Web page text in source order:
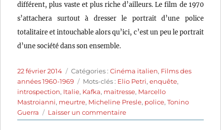
différent, plus vaste et plus riche d’ailleurs. Le film de 1970
s’attachera surtout à dresser le portrait d’une police
totalitaire et intouchable alors qu’ici, c’est un peu le portrait
d’une société dans son ensemble.
Publié
le
22 février 2014 Catégories
Catégories :Cinéma italien, Films des
années 1960-1969
Étiquettes
Mots-clés : Elio Petri,enquête,
introspection, Italie, Kafka, maitresse, Marcello
Mastroianni, meurtre, Micheline Presle, police,Tonino
Guerra
Laisser un commentairesur
L’assassin